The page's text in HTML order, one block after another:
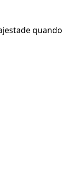
quando